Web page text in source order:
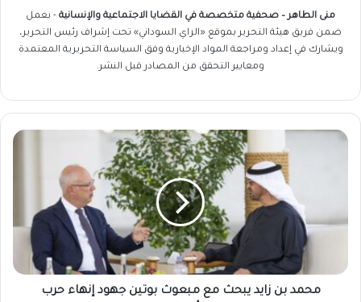
منى الطاهر – صحفية متخصصة في القضايا الاجتماعية والإنسانية - يعمل
ضمن فريق هيئة التحرير بموقع «الراي السوداني» تحت إشراف رئيس التحرير،
ويشارك في إعداد ومراجعة المواد الإخبارية وفق السياسة التحريرية المعتمدة
ومعايير التحقق من المصادر قبل النشر.
محمد
مبعوث
إنهاء
محمد بن زايد يبحث مع مبعوث بوتين جهود إنهاء حرب